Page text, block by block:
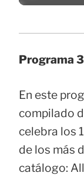
Programa
En este
compilado
celebra los
de los más
catálogo: